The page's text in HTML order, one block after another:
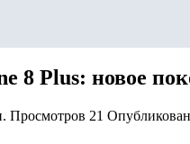
8 Plus: новое
Просмотров 21